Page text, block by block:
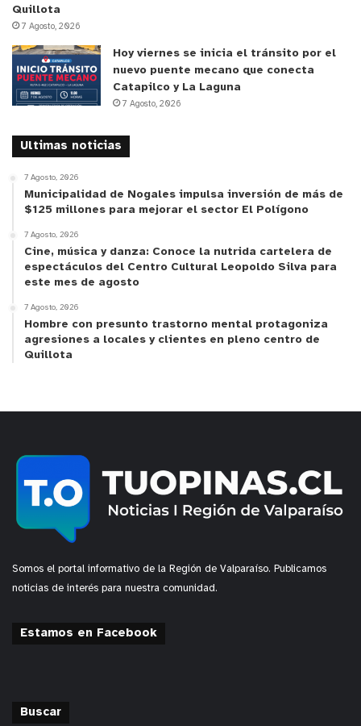
Quillota
7 Agosto, 2026
Hoy viernes se inicia el tránsito por el
nuevo puente mecano que conecta
Catapilco y La Laguna
7 Agosto, 2026
Ultimas noticias
7 Agosto, 2026
Municipalidad de Nogales impulsa inversión de más de
$125 millones para mejorar el sector El Polígono
7 Agosto, 2026
Cine, música y danza: Conoce la nutrida cartelera de
espectáculos del Centro Cultural Leopoldo Silva para
este mes de agosto
7 Agosto, 2026
Hombre con presunto trastorno mental protagoniza
agresiones a locales y clientes en pleno centro de
Quillota
Somos el portal informativo de la Región de Valparaíso. Publicamos
noticias de interés para nuestra comunidad.
Estamos en Facebook
Buscar